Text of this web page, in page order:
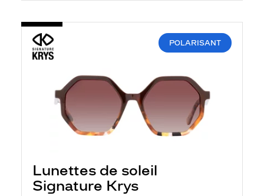
POLARISANT
Lunettes de soleil
Signature Krys